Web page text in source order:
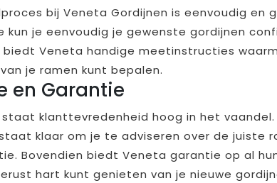
bij Veneta Gordijnen is eenvoudig en
kun je eenvoudig je gewenste gordijnen
biedt Veneta handige meetinstructies
je ramen kunt bepalen.
en Garantie
staat klanttevredenheid hoog in het
klaar om je te adviseren over de juiste
Bovendien biedt Veneta garantie op al
hart kunt genieten van je nieuwe